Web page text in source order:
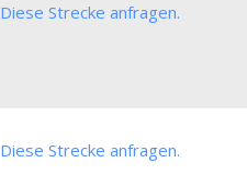
Diese Strecke anfragen.
Diese Strecke anfragen.